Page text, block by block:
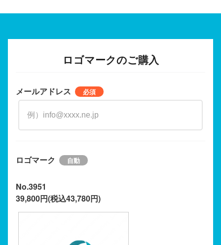
ロゴマークのご購入
メールアドレス
ロゴマーク
No.3951
39,800円(税込43,780円)